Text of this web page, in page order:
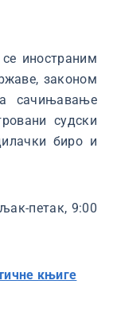
иностраним
законом
сачињавање
судски
биро и
петак, 9:00
књиге